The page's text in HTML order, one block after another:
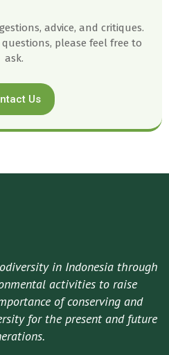
advice, and critiques.
please feel free to
ask.
Us
in Indonesia through
activities to raise
of conserving and
for the present and future